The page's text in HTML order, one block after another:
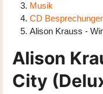
Musik
CD
Alison Krauss -
Alison
City